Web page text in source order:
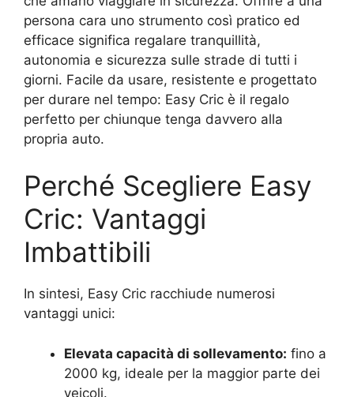
persona cara uno strumento così pratico ed
efficace significa regalare tranquillità,
autonomia e sicurezza sulle strade di tutti i
giorni. Facile da usare, resistente e progettato
per durare nel tempo: Easy Cric è il regalo
perfetto per chiunque tenga davvero alla
propria auto.
Perché Scegliere Easy
Cric: Vantaggi
Imbattibili
In sintesi, Easy Cric racchiude numerosi
vantaggi unici:
Elevata capacità di sollevamento: fino a
2000 kg, ideale per la maggior parte dei
veicoli.